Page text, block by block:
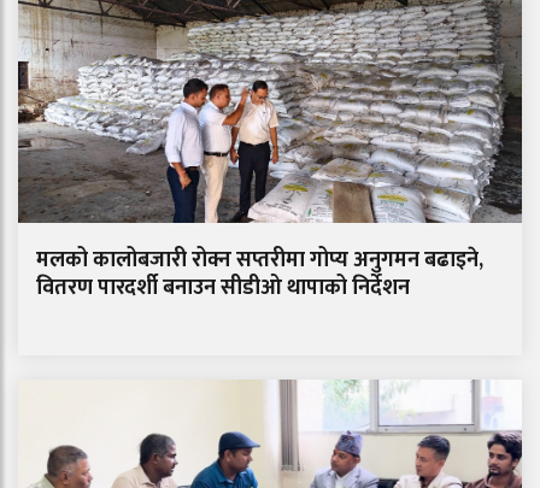
मलको कालोबजारी रोक्न सप्तरीमा गोप्य अनुगमन बढाइने,
वितरण पारदर्शी बनाउन सीडीओ थापाको निर्देशन